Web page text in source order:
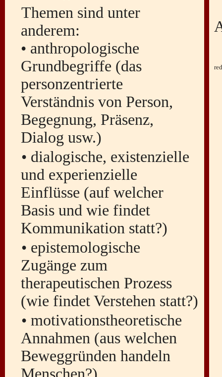
Themen sind unter
anderem:
• anthropologische
Grundbegriffe (das
personzentrierte
Verständnis von Person,
Begegnung, Präsenz,
Dialog usw.)
• dialogische, existenzielle
und experienzielle
Einflüsse (auf welcher
Basis und wie findet
Kommunikation statt?)
• epistemologische
Zugänge zum
therapeutischen Prozess
(wie findet Verstehen statt?)
• motivationstheoretische
Annahmen (aus welchen
Beweggründen handeln